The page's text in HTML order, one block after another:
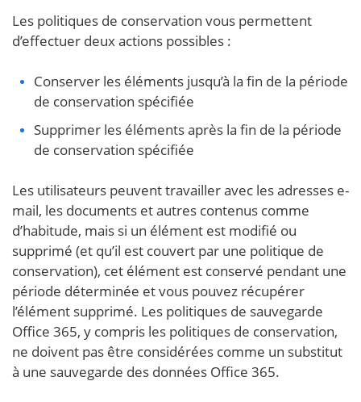
Les politiques de conservation vous permettent
d’effectuer deux actions possibles :
Conserver les éléments jusqu’à la fin de la période
de conservation spécifiée
Supprimer les éléments après la fin de la période
de conservation spécifiée
Les utilisateurs peuvent travailler avec les adresses e-
mail, les documents et autres contenus comme
d’habitude, mais si un élément est modifié ou
supprimé (et qu’il est couvert par une politique de
conservation), cet élément est conservé pendant une
période déterminée et vous pouvez récupérer
l’élément supprimé. Les politiques de sauvegarde
Office 365, y compris les politiques de conservation,
ne doivent pas être considérées comme un substitut
à une sauvegarde des données Office 365.